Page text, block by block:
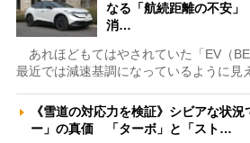
なる「航続距離の不安」
消…
あれほどもてはやされていた「EV（
最近では減速基調になっているように見
《雪道の対応力を検証》シビアな状
ー」の真価 「ターボ」と「スト…